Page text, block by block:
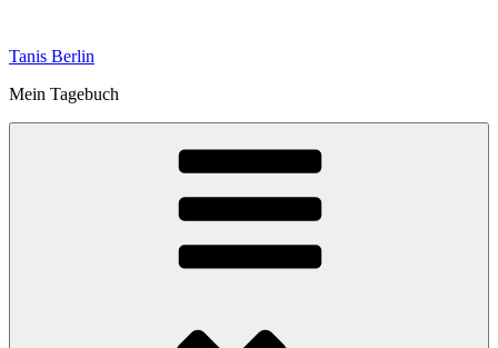
springen
Tanis Berlin
Mein Tagebuch